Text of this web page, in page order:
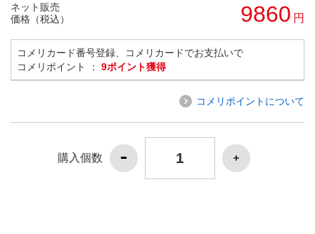
ネット販売
価格（税込）
9860 円
コメリカード番号登録、コメリカードでお支払いで
コメリポイント ： 9ポイント獲得
コメリポイントについて
購入個数